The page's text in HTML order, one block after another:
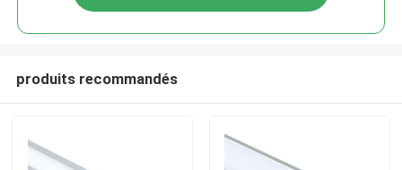
produits recommandés